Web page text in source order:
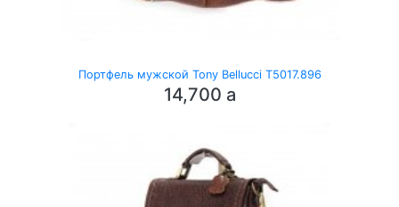
Портфель мужской Tony Bellucci T5017.896
14,700 a